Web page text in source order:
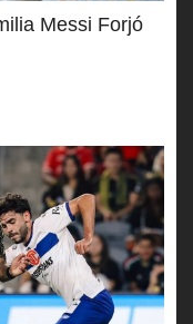
Messi Forjó